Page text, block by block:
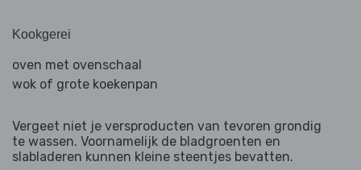
Kookgerei
oven met ovenschaal
wok of grote koekenpan
Vergeet niet je versproducten van tevoren grondig
te wassen. Voornamelijk de bladgroenten en
slabladeren kunnen kleine steentjes bevatten.